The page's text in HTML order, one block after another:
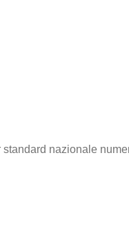
standard nazionale